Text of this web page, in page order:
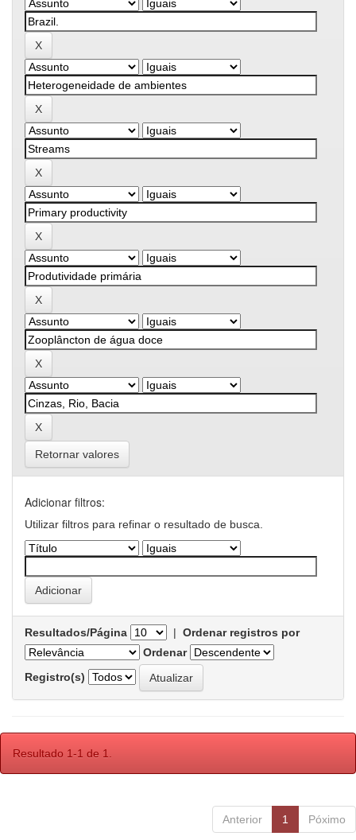
Retornar valores
Adicionar filtros:
Utilizar filtros para refinar o resultado de busca.
Resultados/Página | Ordenar registros por
Ordenar
Registro(s)
Resultado 1-1 de 1.
Anterior 1 Póximo